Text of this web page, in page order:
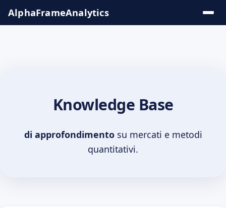
contenuto
AlphaFrameAnalytics
Online
Knowledge Base
di approfondimento su mercati e metodi
quantitativi.